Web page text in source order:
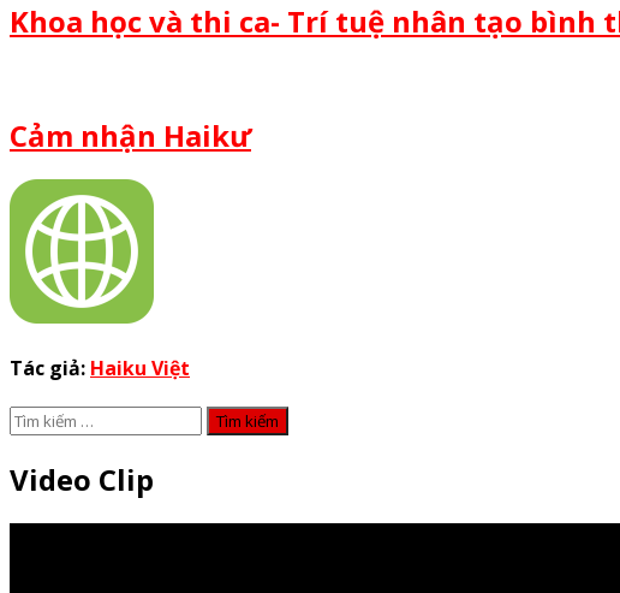
Khoa học và thi ca- Trí tuệ nhân tạo bình
Cảm nhận Haikư
Tác giả: Haiku Việt
Tìm
cho:
Video Clip